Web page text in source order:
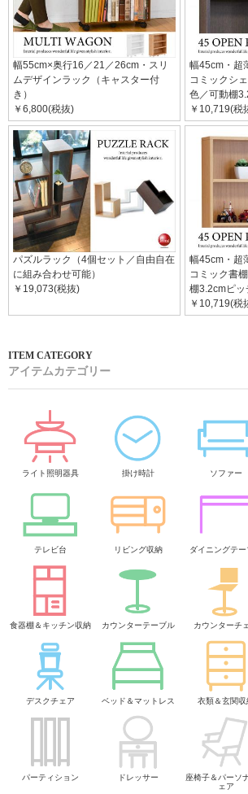
幅55cm×奥行16／21／26cm・スリ
ムデザインラック（キャスター付
き）
￥6,800(税抜)
幅45cm・超
コミックシ
色／可動棚
￥10,719(税
パズルラック（4個セット／自由自在
に組み合わせ可能）
￥19,073(税抜)
幅45cm・超
コミック書
棚3.2cmピッ
￥10,719(税
アイテムカテゴリー
ライト照明器具 掛け時計 ソファー
テレビ台 リビング収納 ダイニングテー
食器棚＆キッチン収納 カウンターテーブル カウンターチ
デスクチェア ベッド＆マットレス 衣類＆玄関収
パーティション ドレッサー
座椅子＆パーソ
ェア